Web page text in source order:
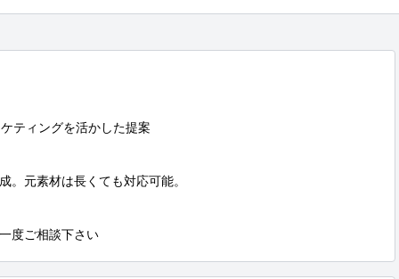
ティングを活かした提案
。元素材は長くても対応可能。
度ご相談下さい